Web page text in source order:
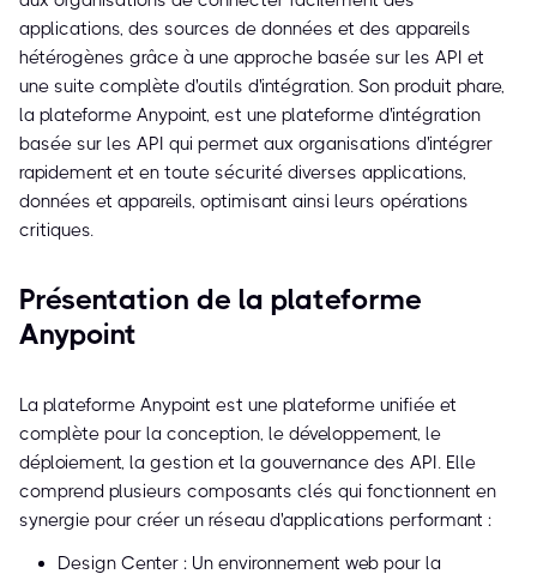
applications, des sources de données et des appareils
hétérogènes grâce à une approche basée sur les API et
une suite complète d'outils d'intégration. Son produit phare,
la plateforme Anypoint, est une plateforme d'intégration
basée sur les API qui permet aux organisations d'intégrer
rapidement et en toute sécurité diverses applications,
données et appareils, optimisant ainsi leurs opérations
critiques.
Présentation de la plateforme
Anypoint
La plateforme Anypoint est une plateforme unifiée et
complète pour la conception, le développement, le
déploiement, la gestion et la gouvernance des API. Elle
comprend plusieurs composants clés qui fonctionnent en
synergie pour créer un réseau d'applications performant :
Design Center : Un environnement web pour la